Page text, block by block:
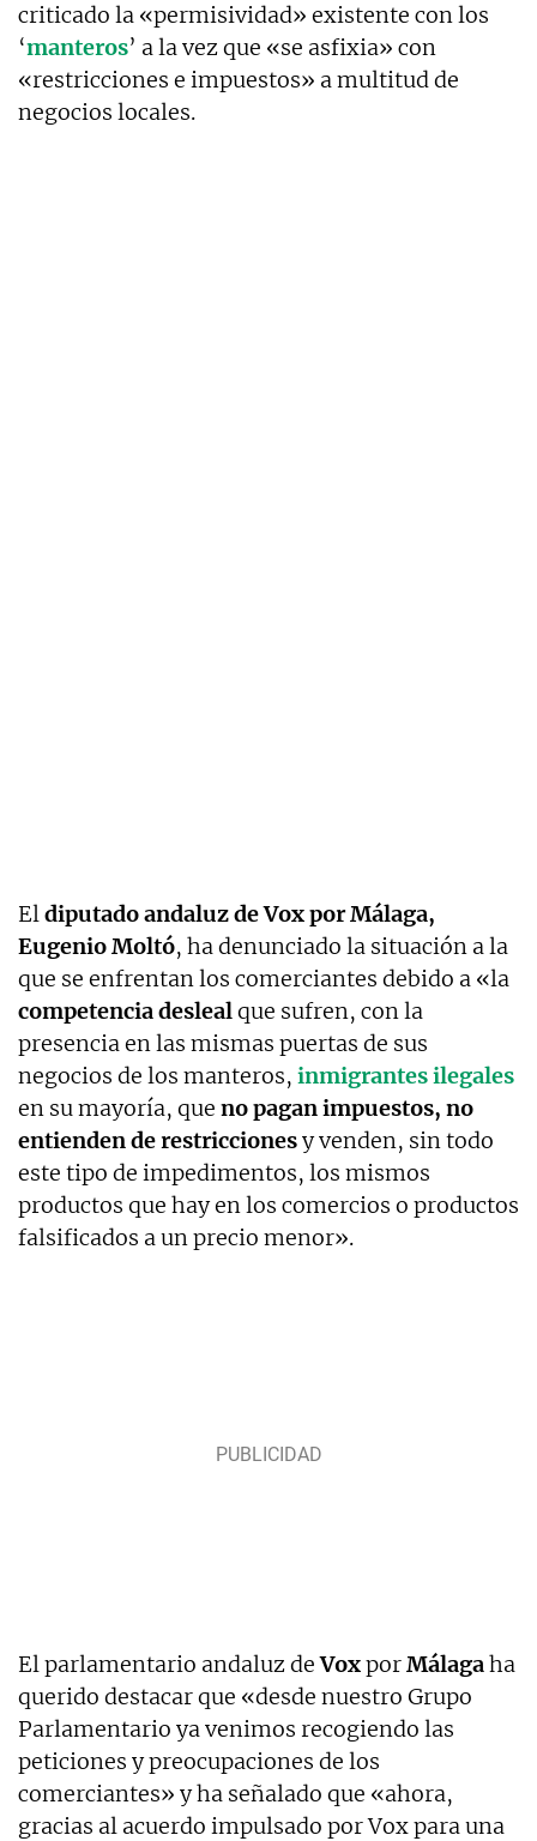
criticado la «permisividad» existente con los
‘manteros’ a la vez que «se asfixia» con
«restricciones e impuestos» a multitud de
negocios locales.
Eldiputado andaluz de Vox por Málaga,
Eugenio Moltó, ha denunciado la situación a la
que se enfrentan los comerciantes debido a «la
competencia deslealque sufren, con la
presencia en las mismas puertas de sus
negocios de los manteros, inmigrantes ilegales
en su mayoría, que no pagan impuestos, no
entienden de restriccionesy venden, sin todo
este tipo de impedimentos, los mismos
productos que hay en los comercios o productos
falsificados a un precio menor».
El parlamentario andaluz deVoxporMálagaha
querido destacar que «desde nuestro Grupo
Parlamentario ya venimos recogiendo las
peticiones y preocupaciones de los
comerciantes» y ha señalado que «ahora,
gracias al acuerdo impulsado por Vox para una